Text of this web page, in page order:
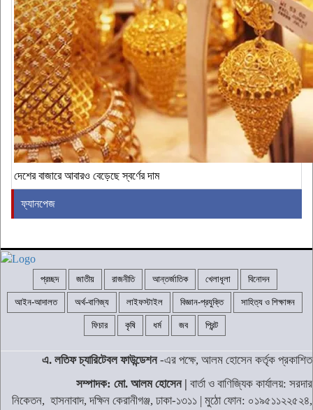
দেশের বাজারে আবারও বেড়েছে স্বর্ণের দাম
ফ্যানপেজ
প্রচ্ছদ জাতীয় রাজনীতি আন্তর্জাতিক খেলাধূলা বিনোদন
আইন-আদালত অর্থ-বাণিজ্য লাইফস্টাইল বিজ্ঞান-প্রযুক্তি সাহিত্য ও শিক্ষাঙ্গন
ফিচার কৃষি ধর্ম জব প্রিন্ট
এ. লতিফ চ্যারিটেবল ফাউন্ডেশন-এর পক্ষে, আলম হোসেন কর্তৃক প্রকাশিত
সম্পাদক: মো. আলম হোসেন | বার্তা ও বাণিজ্যিক কার্যালয়: সরদার
নিকেতন, হাসনাবাদ, দক্ষিন কেরানীগঞ্জ, ঢাকা-১৩১১ | মুঠো ফোন: ০১৯৫১১২২৫২৪,